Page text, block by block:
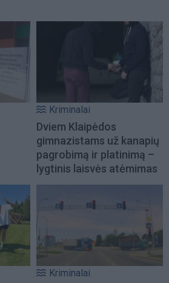
Kriminalai
Dviem Klaipėdos
gimnazistams už kanapių
pagrobimą ir platinimą –
lygtinis laisvės atėmimas
Kriminalai